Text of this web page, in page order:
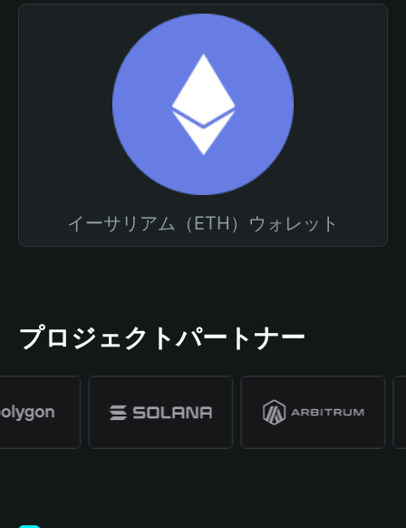
イーサリアム（ETH）ウォレット
プロジェクトパートナー